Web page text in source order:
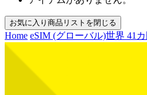
お気に入り商品リストを閉じる
Home eSIM (グローバル)世界 41